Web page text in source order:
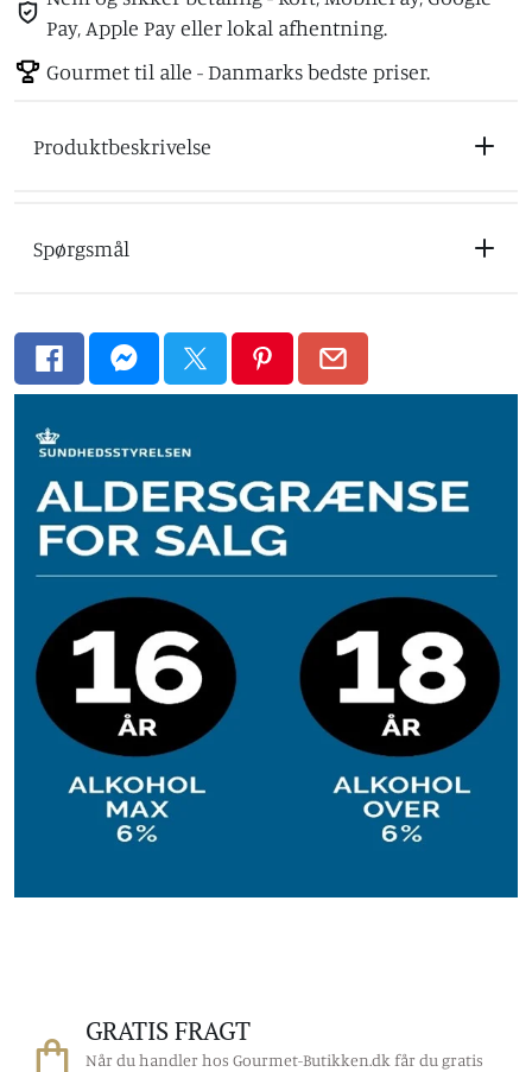
Pay, Apple Pay eller lokal afhentning.
Gourmet til alle - Danmarks bedste priser.
Produktbeskrivelse
Spørgsmål
GRATIS FRAGT
Når du handler hos Gourmet-Butikken.dk får du gratis